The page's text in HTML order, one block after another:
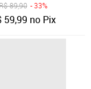
89,90 - 33%
59,99 no Pix